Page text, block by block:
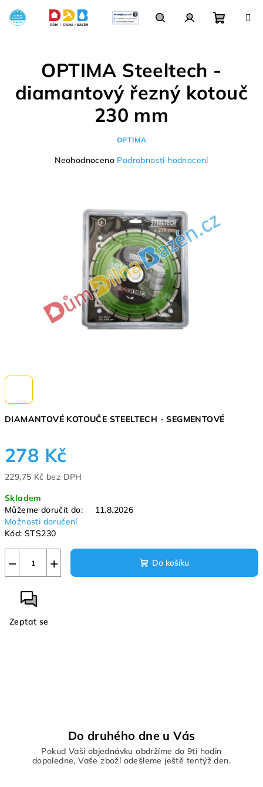
obsah
košík
DIAMANTOVÉ KOTOUČE STEELTECH - SEGMENTOVÉ
278 Kč
229,75 Kč bez DPH
cena:
Skladem
Můžeme doručit do:
11.8.2026
Možnosti doručení
Kód: STS230
+
− Do košíku
Zeptat se
OPTIMA Steeltech -
diamantový řezný kotouč
230 mm
OPTIMA
Průměrné
hvězdiček.
Neohodnoceno Podrobnosti hodnocení
Do druhého dne u Vás
Pokud Vaši objednávku obdržíme do 9ti hodin
dopoledne, Vaše zboží odešleme ještě tentýž den.